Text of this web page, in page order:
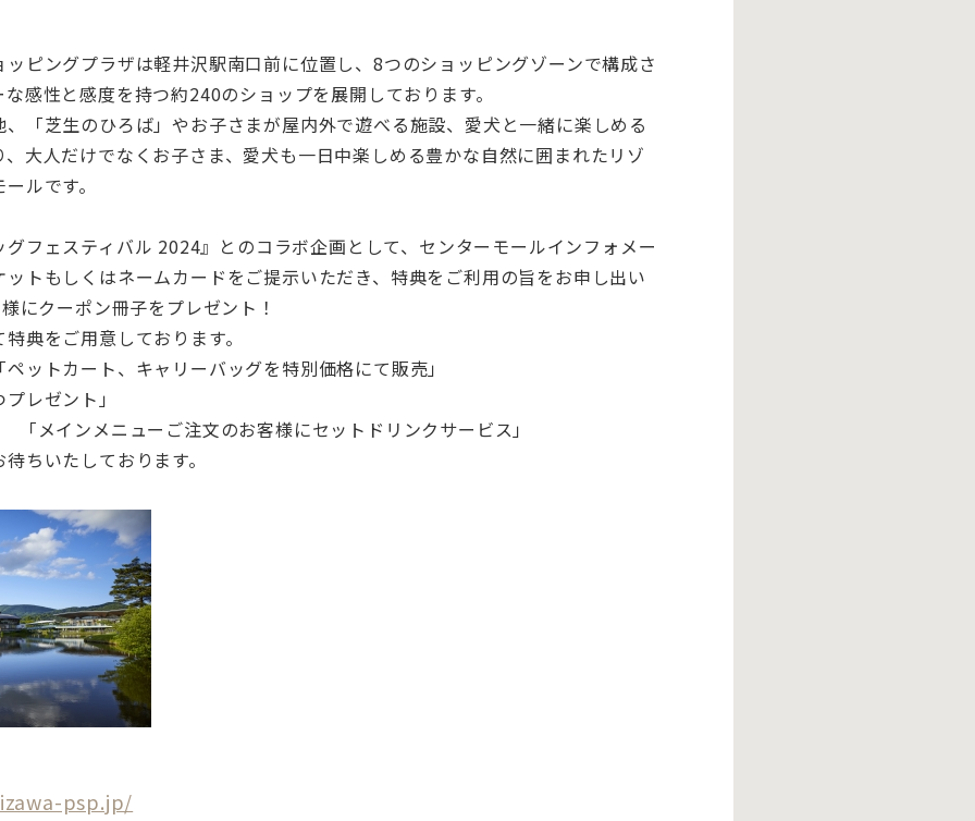
ピングプラザは軽井沢駅南口前に位置し、8つのショッピングゾーンで構成さ
感性と感度を持つ約240のショップを展開しております。
「芝生のひろば」やお子さまが屋内外で遊べる施設、愛犬と一緒に楽しめる
大人だけでなくお子さま、愛犬も一日中楽しめる豊かな自然に囲まれたリゾ
ルです。
フェスティバル 2024』とのコラボ企画として、センターモールインフォメー
トもしくはネームカードをご提示いただき、特典をご利用の旨をお申し出い
にクーポン冊子をプレゼント！
典をご用意しております。
ットカート、キャリーバッグを特別価格にて販売」
レゼント」
メインメニューご注文のお客様にセットドリンクサービス」
ちいたしております。
psp.jp/